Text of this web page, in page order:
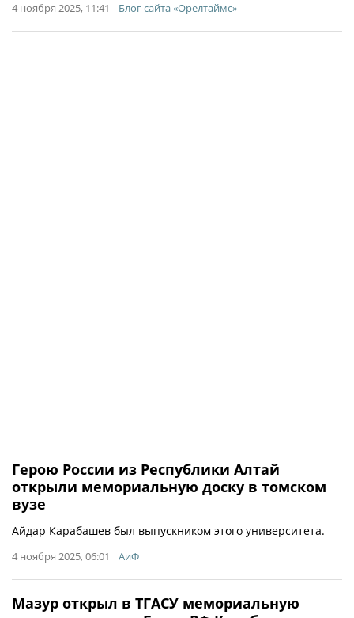
4 ноября 2025, 11:41 Блог сайта «Орелтаймс»
Герою России из Республики Алтай
открыли мемориальную доску в томском
вузе
Айдар Карабашев был выпускником этого университета.
4 ноября 2025, 06:01 АиФ
Мазур открыл в ТГАСУ мемориальную